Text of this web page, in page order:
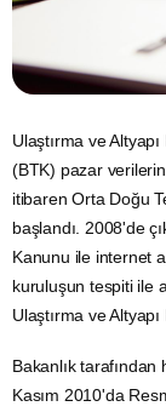
Ulaştırma ve Altyapı
(BTK) pazar
itibaren Orta Doğu
başlandı. 2008'de
Kanunu ile internet
kuruluşun tespiti ile
Ulaştırma ve Altyapı
Bakanlık
Kasım 2010'da